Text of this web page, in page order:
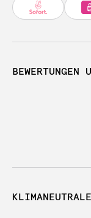
BEWERTUNGEN